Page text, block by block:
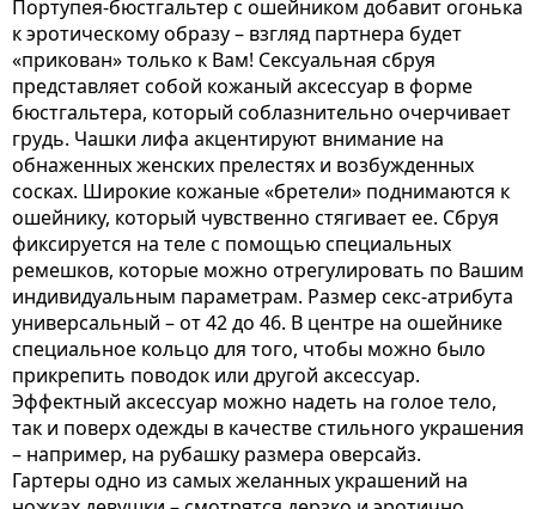
Портупея-бюстгальтер с ошейником добавит огонька
к эротическому образу – взгляд партнера будет
«прикован» только к Вам! Сексуальная сбруя
представляет собой кожаный аксессуар в форме
бюстгальтера, который соблазнительно очерчивает
грудь. Чашки лифа акцентируют внимание на
обнаженных женских прелестях и возбужденных
сосках. Широкие кожаные «бретели» поднимаются к
ошейнику, который чувственно стягивает ее. Сбруя
фиксируется на теле с помощью специальных
ремешков, которые можно отрегулировать по Вашим
индивидуальным параметрам. Размер секс-атрибута
универсальный – от 42 до 46. В центре на ошейнике
специальное кольцо для того, чтобы можно было
прикрепить поводок или другой аксессуар.
Эффектный аксессуар можно надеть на голое тело,
так и поверх одежды в качестве стильного украшения
– например, на рубашку размера оверсайз.
Гартеры одно из самых желанных украшений на